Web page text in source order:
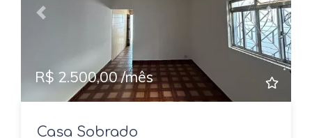
Previous Next
R$ 2.500,00 /mês
Casa Sobrado